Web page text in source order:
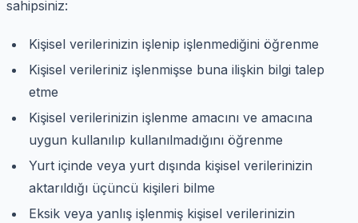
sahipsiniz:
Kişisel verilerinizin işlenip işlenmediğini öğrenme
Kişisel verileriniz işlenmişse buna ilişkin bilgi talep
etme
Kişisel verilerinizin işlenme amacını ve amacına
uygun kullanılıp kullanılmadığını öğrenme
Yurt içinde veya yurt dışında kişisel verilerinizin
aktarıldığı üçüncü kişileri bilme
Eksik veya yanlış işlenmiş kişisel verilerinizin